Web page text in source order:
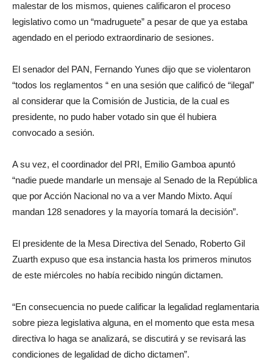
malestar de los mismos, quienes calificaron el proceso
legislativo como un “madruguete” a pesar de que ya estaba
agendado en el periodo extraordinario de sesiones.
El senador del PAN, Fernando Yunes dijo que se violentaron
“todos los reglamentos “ en una sesión que calificó de “ilegal”
al considerar que la Comisión de Justicia, de la cual es
presidente, no pudo haber votado sin que él hubiera
convocado a sesión.
A su vez, el coordinador del PRI, Emilio Gamboa apuntó
“nadie puede mandarle un mensaje al Senado de la República
que por Acción Nacional no va a ver Mando Mixto. Aquí
mandan 128 senadores y la mayoría tomará la decisión”.
El presidente de la Mesa Directiva del Senado, Roberto Gil
Zuarth expuso que esa instancia hasta los primeros minutos
de este miércoles no había recibido ningún dictamen.
“En consecuencia no puede calificar la legalidad reglamentaria
sobre pieza legislativa alguna, en el momento que esta mesa
directiva lo haga se analizará, se discutirá y se revisará las
condiciones de legalidad de dicho dictamen”.